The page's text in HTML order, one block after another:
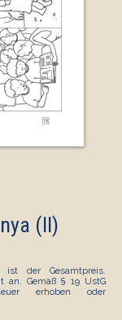
(II)
ist der Gesamtpreis.
an. Gemäß § 19 UstG
erhoben oder